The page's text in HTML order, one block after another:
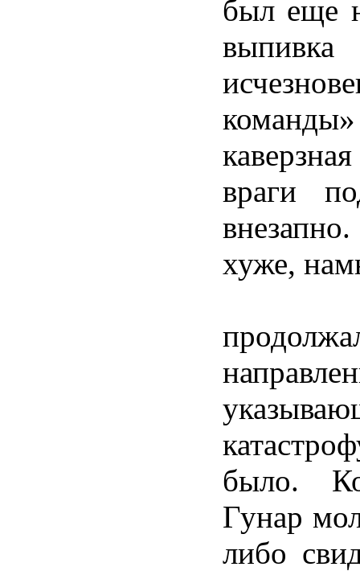
был еще
враги
хуже,
было.
Гунар
либо